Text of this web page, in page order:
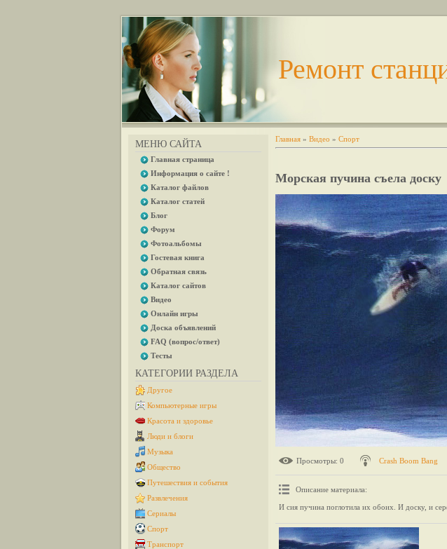
Ремонт
МЕНЮ САЙТА
Главная страница
Информация о сайте !
Каталог файлов
Каталог статей
Блог
Форум
Фотоальбомы
Гостевая книга
Обратная связь
Каталог сайтов
Видео
Онлайн игры
Доска объявлений
FAQ (вопрос/ответ)
Тесты
КАТЕГОРИИ РАЗДЕЛА
Другое
Компьютерные игры
Красота и здоровье
Люди и блоги
Музыка
Общество
Путешествия и события
Развлечения
Сериалы
Спорт
Транспорт
Главная » Видео » Спорт
Морская пучина съела доску
Просмотры: 0 Crash Boom Bang
Описание материала:
И сия пучина поглотила их обоих. И доску, и